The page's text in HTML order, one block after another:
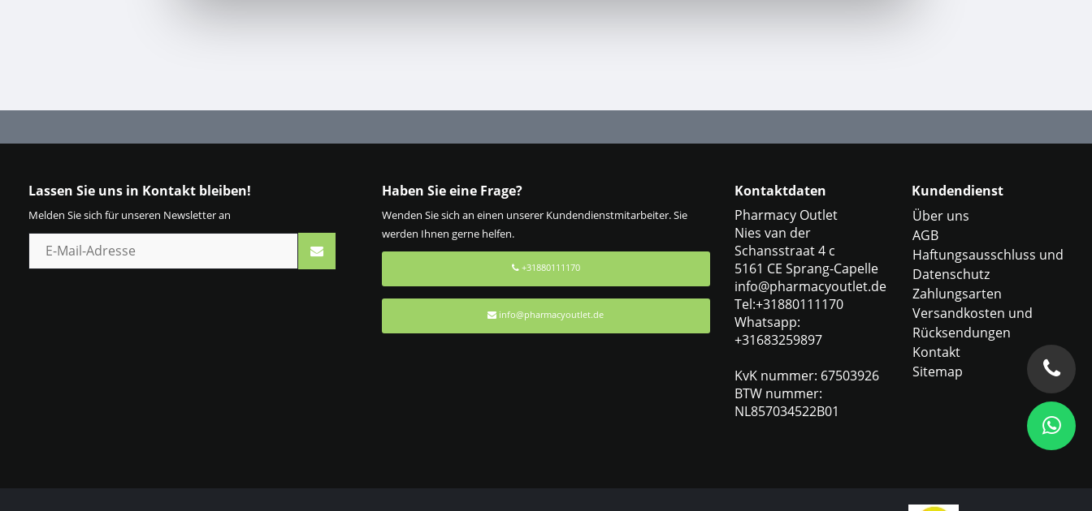
Lassen Sie uns in Kontakt bleiben!
Melden Sie sich für unseren Newsletter an
Haben Sie eine Frage?
Wenden Sie sich an einen unserer Kundendienstmitarbeiter. Sie
werden Ihnen gerne helfen.
+31880111170
info@pharmacyoutlet.de
Kontaktdaten
Pharmacy Outlet
Nies van der
Schansstraat 4 c
5161 CE Sprang-Capelle
info@pharmacyoutlet.de
Tel:+31880111170
Whatsapp:
+31683259897
KvK nummer: 67503926
BTW nummer:
NL857034522B01
Kundendienst
Über uns
AGB
Haftungsausschluss und
Datenschutz
Zahlungsarten
Versandkosten und
Rücksendungen
Kontakt
Sitemap